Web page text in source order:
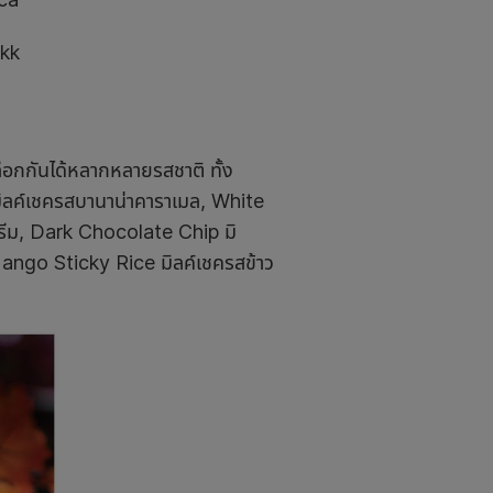
กกันได้หลากหลายรสชาติ ทั้ง
เชครสบานาน่าคาราเมล, White
ม, Dark Chocolate Chip มิ
Sticky Rice มิลค์เชครสข้าว